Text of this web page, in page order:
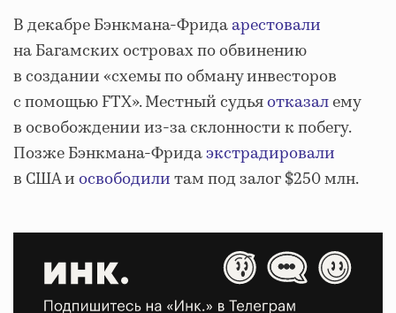
В декабре Бэнкмана-Фридаарестовали
на Багамских островах по обвинению
в создании «схемы по обману инвесторов
с помощью FTX». Местный судьяотказалему
в освобождении из-за склонности к побегу.
Позже Бэнкмана-Фридаэкстрадировали
в США иосвободилитам под залог $250 млн.